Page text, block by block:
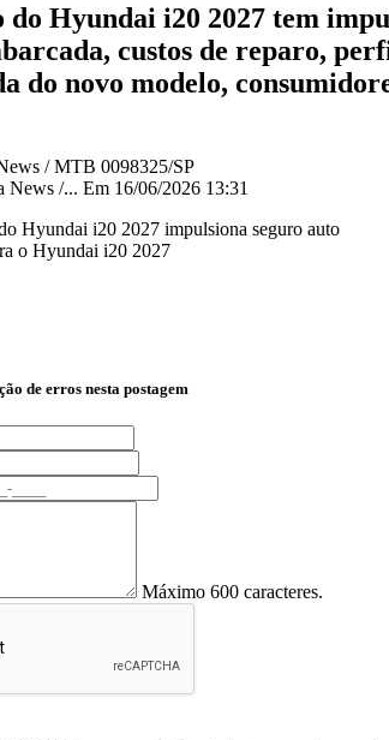
do Hyundai i20 2027 tem
custos de reparo,
do novo modelo,
News /... Em 16/06/2026 13:31
o Hyundai i20 2027
de erros nesta postagem
Máximo 600 caracteres.